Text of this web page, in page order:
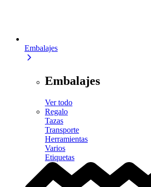
Embalajes
Embalajes
Ver todo
Regalo
Tazas
Transporte
Herramientas
Varios
Etiquetas